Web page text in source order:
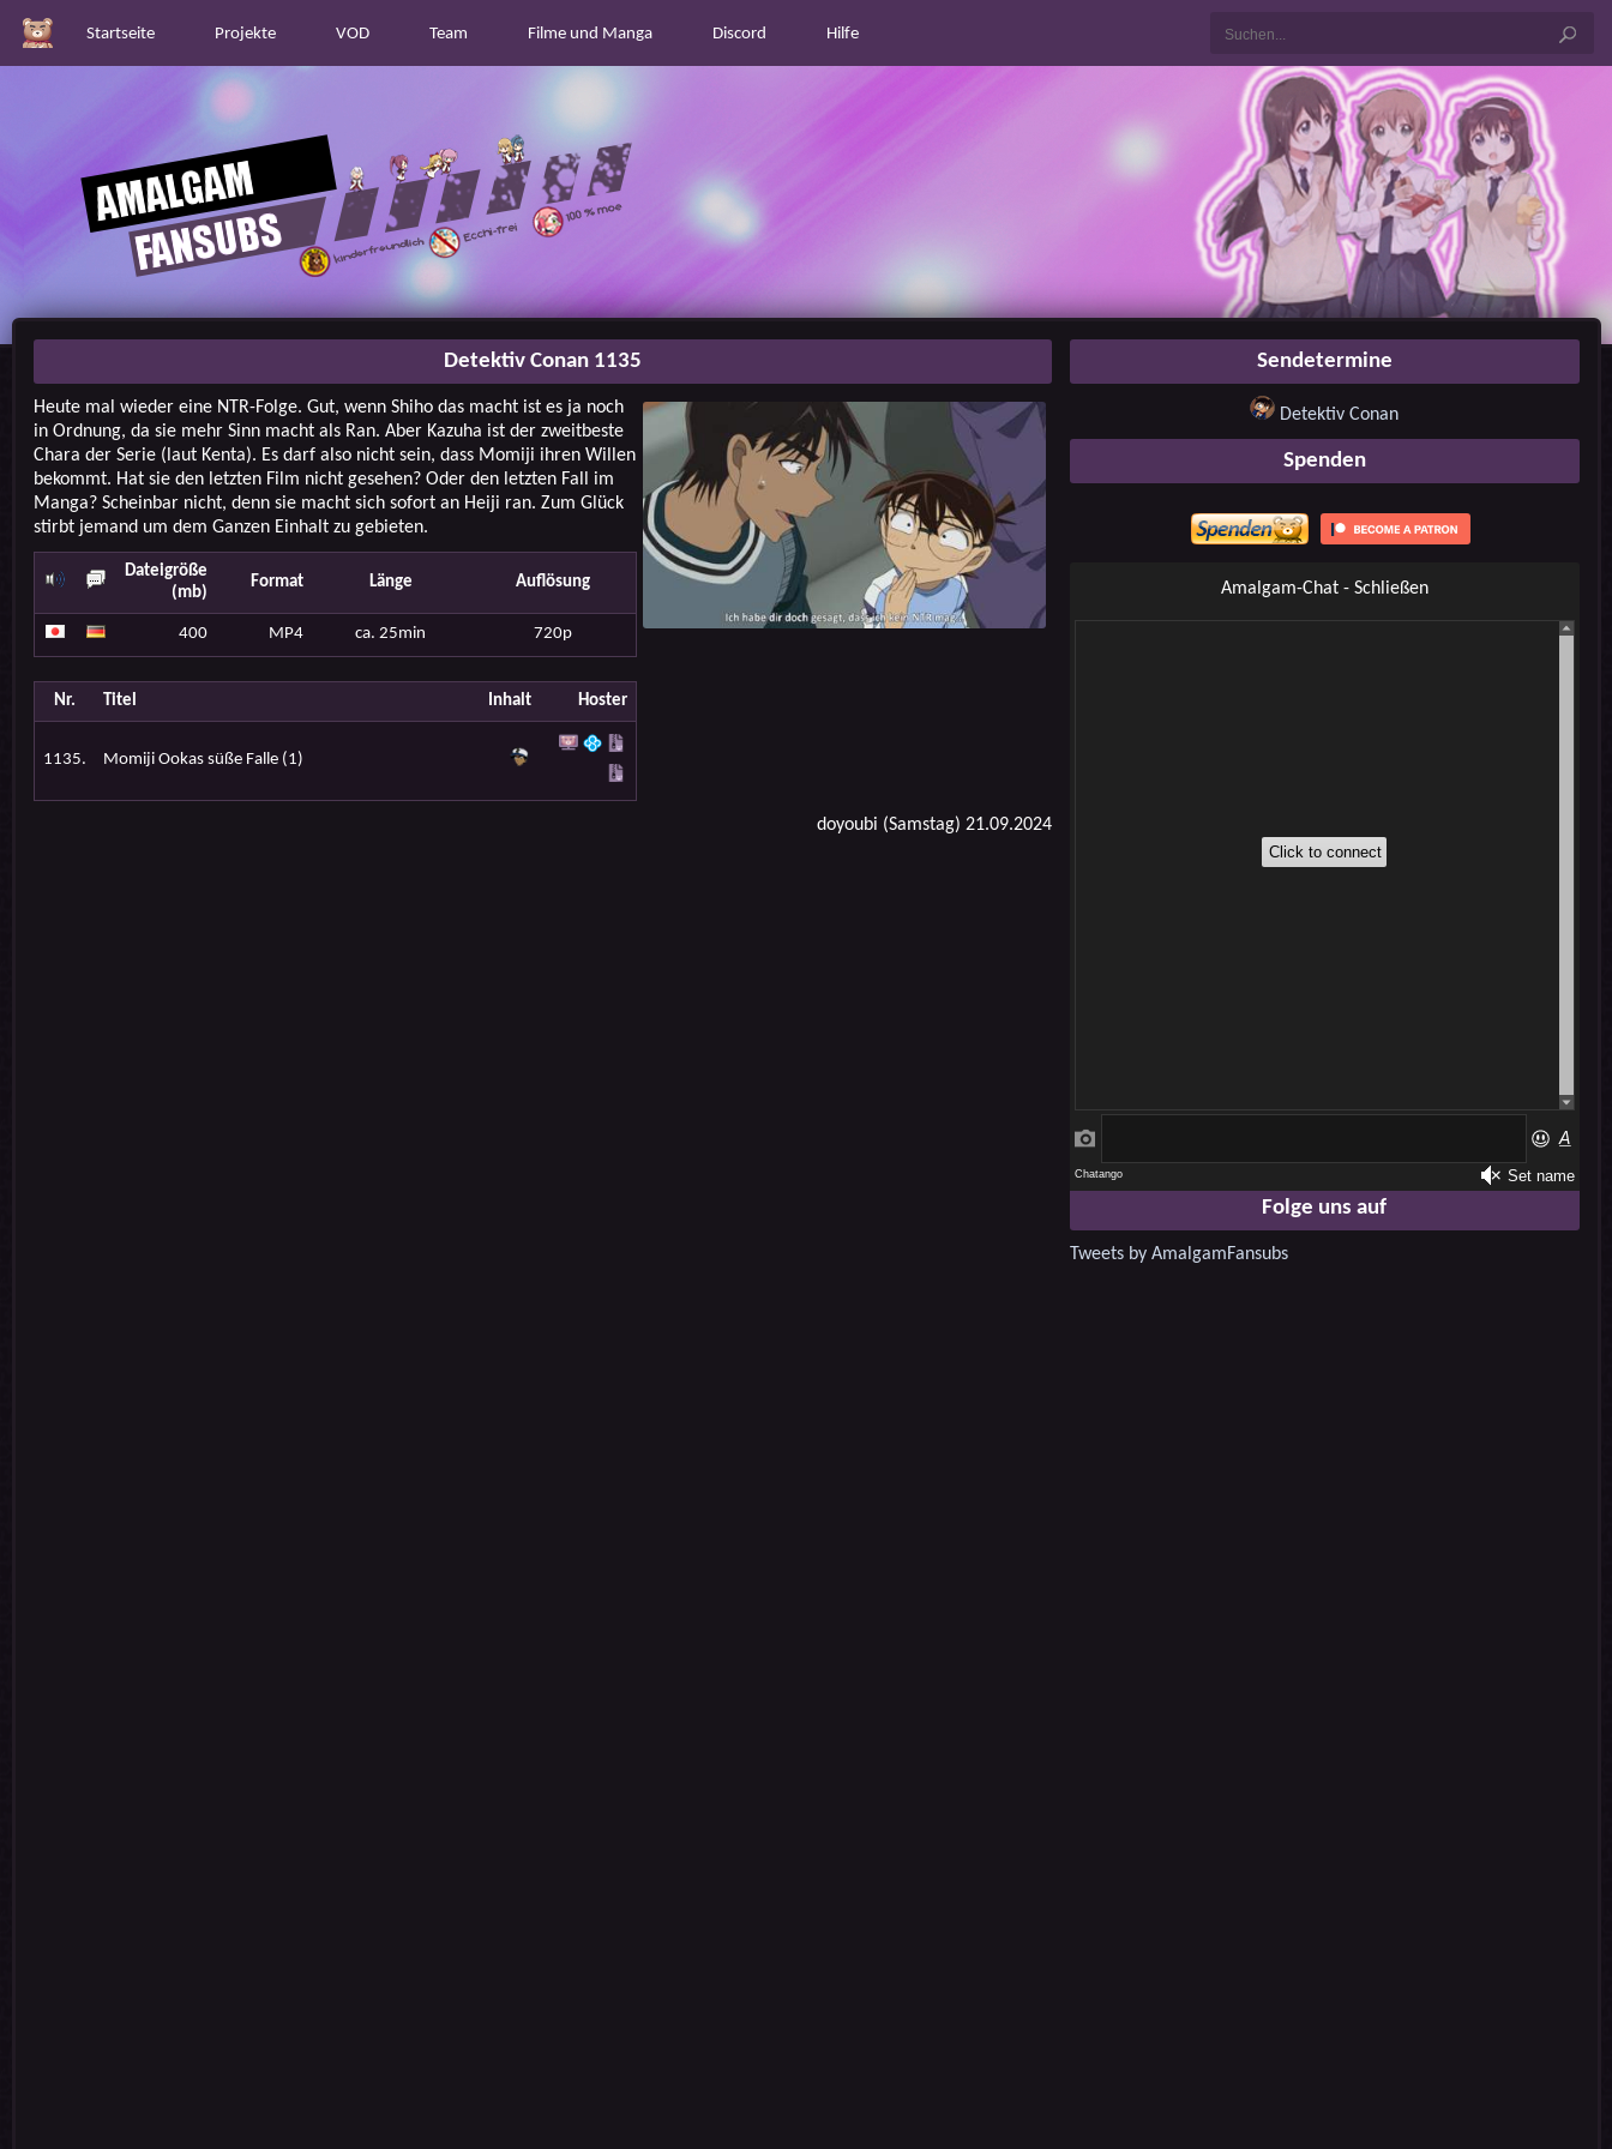
Startseite Projekte VOD Team Filme und Manga Discord Hilfe
Detektiv Conan 1135
Heute mal wieder eine NTR-Folge. Gut, wenn Shiho das macht ist es ja noch
in Ordnung, da sie mehr Sinn macht als Ran. Aber Kazuha ist der zweitbeste
Chara der Serie (laut Kenta). Es darf also nicht sein, dass Momiji ihren Willen
bekommt. Hat sie den letzten Film nicht gesehen? Oder den letzten Fall im
Manga? Scheinbar nicht, denn sie macht sich sofort an Heiji ran. Zum Glück
stirbt jemand um dem Ganzen Einhalt zu gebieten.
Dateigröße
(mb)
Format Länge Auflösung
400 MP4 ca. 25min 720p
Nr. Titel Inhalt Hoster
1135. Momiji Ookas süße Falle (1)
doyoubi (Samstag) 21.09.2024
Sendetermine
Detektiv Conan
Spenden
Amalgam-Chat - Schließen
Folge uns auf
Tweets by AmalgamFansubs